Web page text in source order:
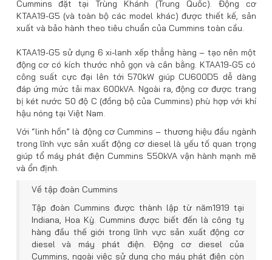
Cummins đặt tại Trùng Khánh (Trung Quốc). Động cơ
KTAA19-G5 (và toàn bộ các model khác) được thiết kế, sản
xuất và bảo hành theo tiêu chuẩn của Cummins toàn cầu.
KTAA19-G5 sử dụng 6 xi-lanh xếp thẳng hàng – tạo nên một
động cơ có kích thước nhỏ gọn và cân bằng. KTAA19-G5 có
công suất cực đại lên tới 570kW giúp CU600D5 dễ dàng
đáp ứng mức tải max 600kVA. Ngoài ra, động cơ được trang
bị két nước 50 độ C (đồng bộ của Cummins) phù hợp với khí
hậu nóng tại Việt Nam.
Với “linh hồn” là động cơ Cummins – thương hiệu đầu ngành
trong lĩnh vực sản xuất động cơ diesel là yếu tố quan trọng
giúp tổ máy phát điện Cummins 550kVA vận hành mạnh mẽ
và ổn định.
Về tập đoàn Cummins
Tập đoàn Cummins được thành lập từ năm1919 tại
Indiana, Hoa Kỳ. Cummins được biết đến là công ty
hàng đầu thế giới trong lĩnh vực sản xuất động cơ
diesel và máy phát điện. Động cơ diesel của
Cummins, ngoài việc sử dụng cho máy phát điện còn